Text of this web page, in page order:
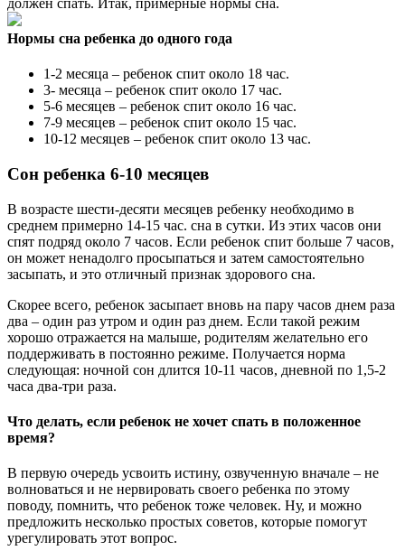
Нормы сна ребенка до одного года
1-2 месяца – ребенок спит около 18 час.
3- месяца – ребенок спит около 17 час.
5-6 месяцев – ребенок спит около 16 час.
7-9 месяцев – ребенок спит около 15 час.
10-12 месяцев – ребенок спит около 13 час.
Сон ребенка 6-10 месяцев
В возрасте шести-десяти месяцев ребенку необходимо в
среднем примерно 14-15 час. сна в сутки. Из этих часов они
спят подряд около 7 часов. Если ребенок спит больше 7 часов,
он может ненадолго просыпаться и затем самостоятельно
засыпать, и это отличный признак здорового сна.
Скорее всего, ребенок засыпает вновь на пару часов днем раза
два – один раз утром и один раз днем. Если такой режим
хорошо отражается на малыше, родителям желательно его
поддерживать в постоянно режиме. Получается норма
следующая: ночной сон длится 10-11 часов, дневной по 1,5-2
часа два-три раза.
Что делать, если ребенок не хочет спать в положенное
время?
В первую очередь усвоить истину, озвученную вначале – не
волноваться и не нервировать своего ребенка по этому
поводу, помнить, что ребенок тоже человек. Ну, и можно
предложить несколько простых советов, которые помогут
урегулировать этот вопрос.